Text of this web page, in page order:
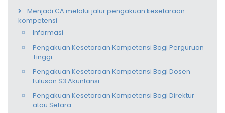
Menjadi CA melalui jalur pengakuan kesetaraan
kompetensi
Informasi
Pengakuan Kesetaraan Kompetensi Bagi Perguruan
Tinggi
Pengakuan Kesetaraan Kompetensi Bagi Dosen
Lulusan S3 Akuntansi
Pengakuan Kesetaraan Kompetensi Bagi Direktur
atau Setara